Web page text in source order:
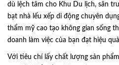
dù lệch tâm cho Khu Du lịch, sân
bạt nhà lếu xếp di động chuyên
thẩm mỹ cao tạo không gian sống
doanh làm việc của bạn đạt hiệu
Với tiêu chí lấy chất lượng sản phẩm